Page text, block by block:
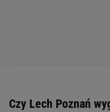
Czy Lech Poznań